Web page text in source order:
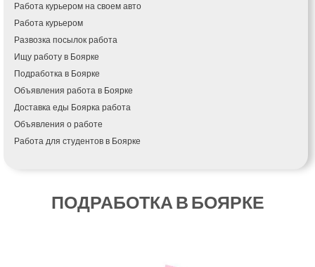
Работа курьером на своем авто
Работа курьером
Развозка посылок работа
Ищу работу в Боярке
Подработка в Боярке
Объявления работа в Боярке
Доставка еды Боярка работа
Объявления о работе
Работа для студентов в Боярке
ПОДРАБОТКА В БОЯРКЕ
Херсон
Хмельницкий
Хмельник
Ирпень
Ивано-Франковск
Измаил
Кагарлык
Калуш
Каменец-Подольский
Казатин